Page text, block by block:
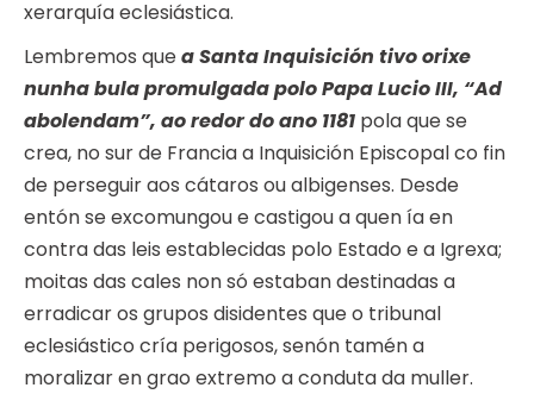
xerarquía eclesiástica.
Lembremos quea Santa Inquisición tivo orixe
nunha bula promulgada polo Papa Lucio III, “Ad
abolendam”, ao redor do ano 1181 pola que se
crea, no sur de Francia a Inquisición Episcopal co fin
de perseguir aos cátaros ou albigenses. Desde
entón se excomungou e castigou a quen ía en
contra das leis establecidas polo Estado e a Igrexa;
moitas das cales non só estaban destinadas a
erradicar os grupos disidentes que o tribunal
eclesiástico cría perigosos, senón tamén a
moralizar en grao extremo a conduta da muller.